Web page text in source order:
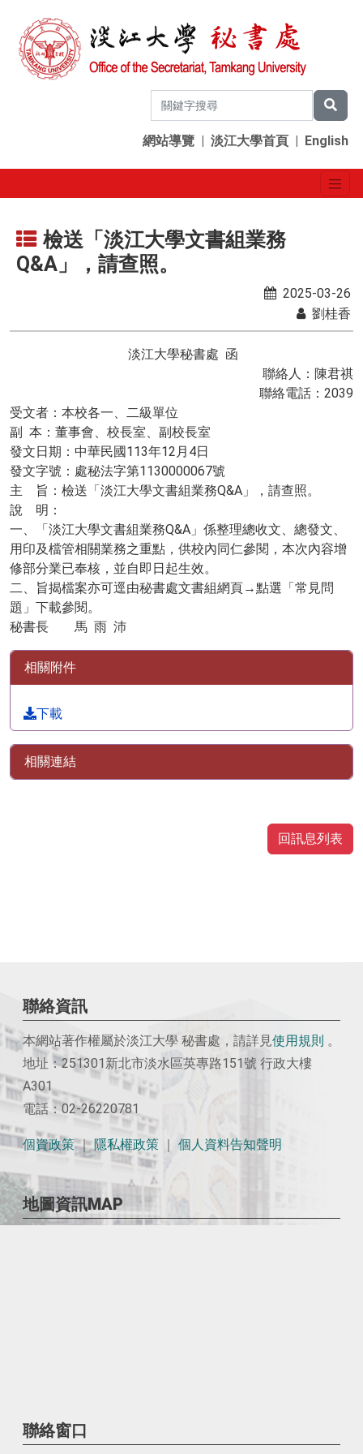
網站導覽 | 淡江大學首頁 | English
檢送「淡江大學文書組業務
Q&A」，請查照。
2025-03-26
劉桂香
淡江大學秘書處 函
聯絡人：陳君祺
聯絡電話：2039
受文者：本校各一、二級單位
副 本：董事會、校長室、副校長室
發文日期：中華民國113年12月4日
發文字號：處秘法字第1130000067號
主 旨：檢送「淡江大學文書組業務Q&A」，請查照。
說 明：
一、「淡江大學文書組業務Q&A」係整理總收文、總發文、
用印及檔管相關業務之重點，供校內同仁參閱，本次內容增
修部分業已奉核，並自即日起生效。
二、旨揭檔案亦可逕由秘書處文書組網頁→點選「常見問
題」下載參閱。
秘書長 馬 雨 沛
相關附件
下載
相關連結
回訊息列表
聯絡資訊
本網站著作權屬於淡江大學 秘書處，請詳見使用規則 。
地址：251301新北市淡水區英專路151號 行政大樓
A301
電話：02-26220781
個資政策｜ 隱私權政策 ｜ 個人資料告知聲明
地圖資訊MAP
聯絡窗口